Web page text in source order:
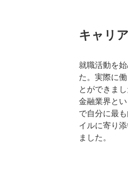
キャリ
就職活動を
た。実際に
とができまし
金融業界と
で自分に最
イルに寄り
ました。